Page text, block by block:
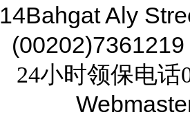
14Bahgat Aly
(00202)7361219
24小时领保电话